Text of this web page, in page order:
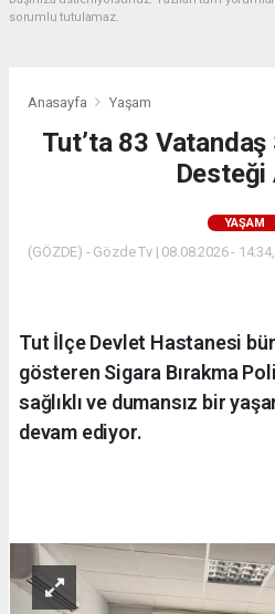
sorumlu tutulamaz.
Anasayfa Yaşam
Tut’ta 83 Vatandaş
Desteği
YAŞAM
(GÖZDE) - Gözde Tv | 08.08.2026 -
Tut İlçe Devlet Hastanesi
gösteren Sigara Bırakma
sağlıklı ve dumansız bir
devam ediyor.